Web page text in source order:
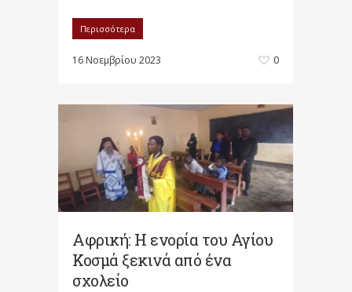
Περισσότερα
16 Νοεμβρίου 2023 0
Αφρική: Η ενορία του Αγίου
Κοσμά ξεκινά από ένα
σχολείο